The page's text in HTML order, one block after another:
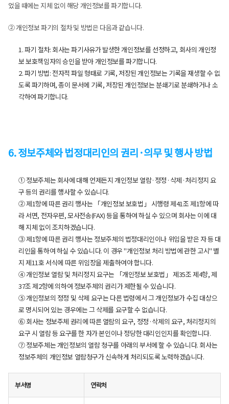
었을 때에는 지체 없이 해당 개인정보를 파기합니다.
② 개인정보 파기의 절차 및 방법은 다음과 같습니다.
1. 파기 절차: 회사는 파기사유가 발생한 개인정보를 선정하고, 회사의 개인정
보 보호책임자의 승인을 받아 개인정보를 파기합니다.
2. 파기 방법: 전자적 파일 형태로 기록, 저장된 개인정보는 기록을 재생할 수 없
도록 파기하며, 종이 문서에 기록, 저장된 개인정보는 분쇄기로 분쇄하거나 소
각하여 파기합니다.
6. 정보주체와 법정대리인의 권리·의무 및 행사 방법
① 정보주체는 회사에 대해 언제든지 개인정보 열람·정정·삭제·처리정지 요
구 등의 권리를 행사할 수 있습니다.
② 제1항에 따른 권리 행사는 「개인정보 보호법」 시행령 제41조 제1항에 따
라 서면, 전자우편, 모사전송(FAX) 등을 통하여 하실 수 있으며 회사는 이에 대
해 지체 없이 조치하겠습니다.
③ 제1항에 따른 권리 행사는 정보주체의 법정대리인이나 위임을 받은 자 등 대
리인을 통하여 하실 수 있습니다. 이 경우 "개인정보 처리 방법에 관한 고시" 별
지 제11호 서식에 따른 위임장을 제출하여야 합니다.
④ 개인정보 열람 및 처리정지 요구는 「개인정보 보호법」 제35조 제4항, 제
37조 제2항에 의하여 정보주체의 권리가 제한될 수 있습니다.
⑤ 개인정보의 정정 및 삭제 요구는 다른 법령에서 그 개인정보가 수집 대상으
로 명시되어 있는 경우에는 그 삭제를 요구할 수 없습니다.
⑥ 회사는 정보주체 권리에 따른 열람의 요구, 정정·삭제의 요구, 처리정지의
요구 시 열람 등 요구를 한 자가 본인이나 정당한 대리인인지를 확인합니다.
⑦ 정보주체는 개인정보의 열람 청구를 아래의 부서에 할 수 있습니다. 회사는
정보주체의 개인정보 열람청구가 신속하게 처리되도록 노력하겠습니다.
부서명 연락처